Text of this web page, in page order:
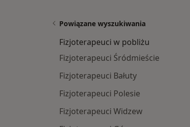
Powiązane wyszukiwania
Fizjoterapeuci w pobliżu
Fizjoterapeuci Śródmieście
Fizjoterapeuci Bałuty
Fizjoterapeuci Polesie
Fizjoterapeuci Widzew